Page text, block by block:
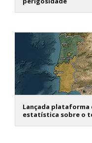
Lançada
estatística sobre o